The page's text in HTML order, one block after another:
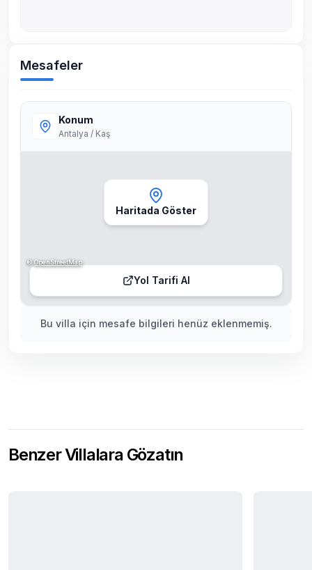
Mesafeler
Bu villa için mesafe bilgileri henüz eklenmemiş.
Konum
Antalya / Kaş
Haritada Göster
Yol Tarifi Al
©OpenStreetMap
Benzer Villalara Gözatın